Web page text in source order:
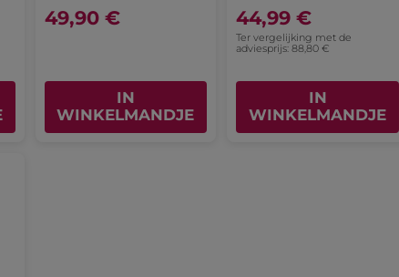
49,90 €
IN
WINKELMANDJE
44,99 €
Ter vergelijking met de
adviesprijs: 88,80 €
IN
WINKELMANDJE